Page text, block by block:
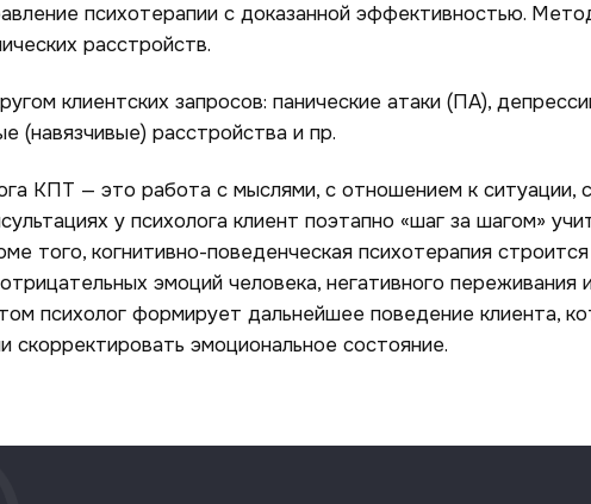
психотерапии с доказанной эффективностью.
расстройств.
клиентских запросов: панические атаки (ПА),
(навязчивые) расстройства и пр.
КПТ — это работа с мыслями, с отношением к ситуации,
у психолога клиент поэтапно «шаг за шагом»
того, когнитивно-поведенческая психотерапия
эмоций человека, негативного переживания
психолог формирует дальнейшее поведение клиента,
скорректировать эмоциональное состояние.